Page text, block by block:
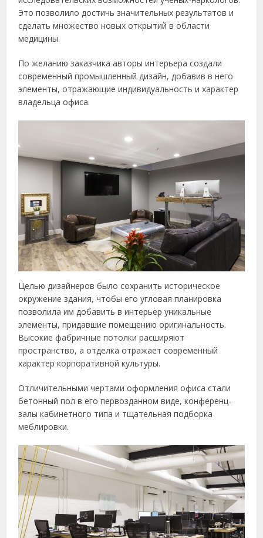
Это позволило достичь значительных результатов и
сделать множество новых открытий в области
медицины.
По желанию заказчика авторы интерьера создали
современный промышленный дизайн, добавив в него
элементы, отражающие индивидуальность и характер
владельца офиса.
Целью дизайнеров было сохранить историческое
окружение здания, чтобы его угловая планировка
позволила им добавить в интерьер уникальные
элементы, придавшие помещению оригинальность.
Высокие фабричные потолки расширяют
пространство, а отделка отражает современный
характер корпоративной культуры.
Отличительными чертами оформления офиса стали
бетонный пол в его первозданном виде, конференц-
залы кабинетного типа и тщательная подборка
меблировки.